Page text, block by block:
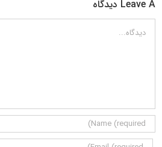
Leave A دیدگاه
دیدگاه